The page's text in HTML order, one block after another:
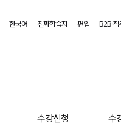
한국어 진짜학습지 편입 B2B·
수강신청 수